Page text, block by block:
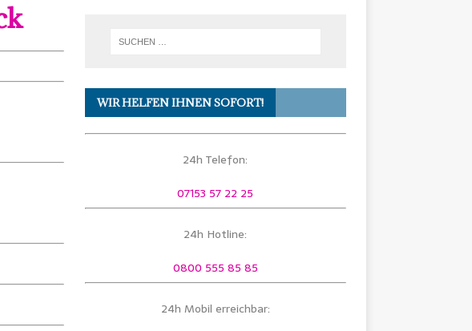
WIR HELFEN IHNEN SOFORT!
24h Telefon:
07153 57 22 25
24h Hotline:
0800 555 85 85
24h Mobil erreichbar: